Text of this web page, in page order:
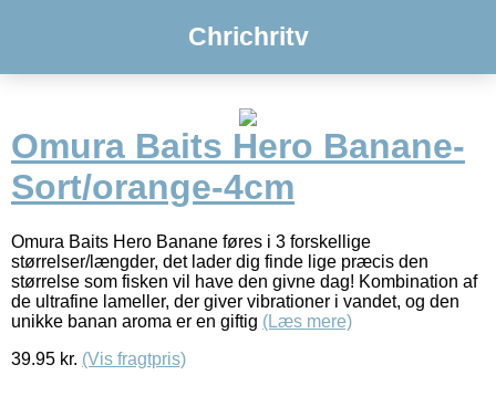
Chrichritv
Omura Baits Hero Banane-
Sort/orange-4cm
Omura Baits Hero Banane føres i 3 forskellige
størrelser/længder, det lader dig finde lige præcis den
størrelse som fisken vil have den givne dag! Kombination af
de ultrafine lameller, der giver vibrationer i vandet, og den
unikke banan aroma er en giftig (Læs mere)
39.95 kr. (Vis fragtpris)